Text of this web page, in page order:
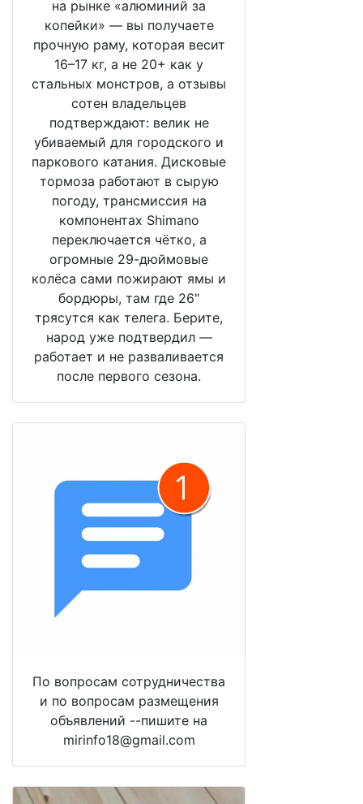
на рынке «алюминий за
копейки» — вы получаете
прочную раму, которая весит
16–17 кг, а не 20+ как у
стальных монстров, а отзывы
сотен владельцев
подтверждают: велик не
убиваемый для городского и
паркового катания. Дисковые
тормоза работают в сырую
погоду, трансмиссия на
компонентах Shimano
переключается чётко, а
огромные 29-дюймовые
колёса сами пожирают ямы и
бордюры, там где 26"
трясутся как телега. Берите,
народ уже подтвердил —
работает и не разваливается
после первого сезона.
По вопросам сотрудничества
и по вопросам размещения
объявлений --пишите на
mirinfo18@gmail.com